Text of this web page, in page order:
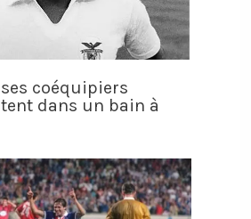
coéquipiers
dans un bain à